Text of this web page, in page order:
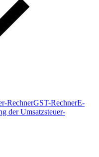
RechnerGST-RechnerE-
der Umsatzsteuer-